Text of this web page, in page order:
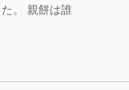
。 親餅は誰